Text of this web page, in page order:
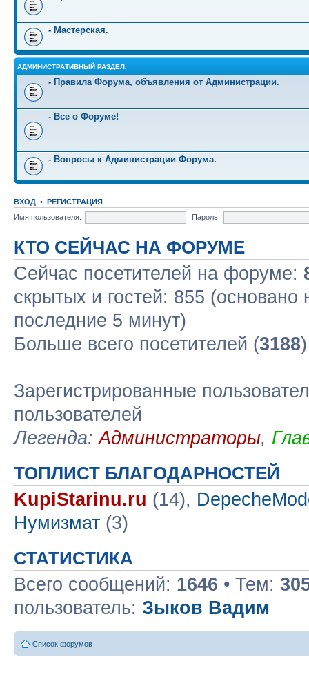
- Мастерская.
АДМИНИСТРАТИВНЫЙ РАЗДЕЛ.
- Правила Форума, объявления от Администрации.
- Все о Форуме!
- Вопросы к Администрации Форума.
ВХОД • РЕГИСТРАЦИЯ
Имя пользователя:
Пароль:
КТО СЕЙЧАС НА ФОРУМЕ
Сейчас посетителей на форуме:
скрытых и гостей: 855 (основано
последние 5 минут)
Больше всего посетителей (3188
Зарегистрированные
пользователей
Легенда:Администраторы,
ТОПЛИСТ БЛАГОДАРНОСТЕЙ
KupiStarinu.ru (14),
Нумизмат (3)
СТАТИСТИКА
Всего сообщений: 1646 • Тем:
пользователь: Зыков Вадим
Список форумов